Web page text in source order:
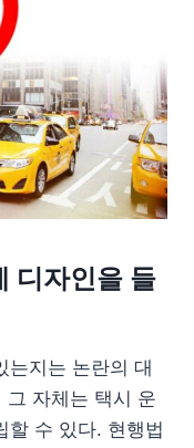
디자인을 들
는지는 논란의 대
그 자체는 택시 운
할 수 있다. 현행법